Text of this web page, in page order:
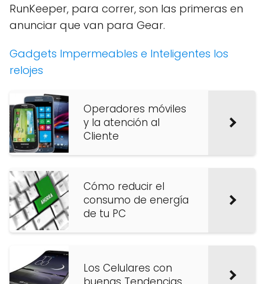
RunKeeper, para correr, son las primeras en
anunciar que van para Gear.
Gadgets Impermeables e Inteligentes los
relojes
Operadores móviles
y la atención al
Cliente
Cómo reducir el
consumo de energía
de tu PC
Los Celulares con